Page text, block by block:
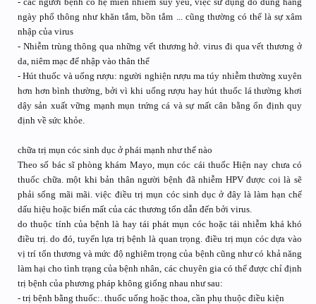
ngày phổ thông như khăn tắm, bồn tắm ... cũng thường có thể là sự xâm
nhập của virus
- Nhiễm trùng thông qua những vết thương hở. virus đi qua vết thương ở
da, niêm mạc để nhập vào thân thể
- Hút thuốc và uống rượu: người nghiện rượu ma túy nhiễm thường xuyên
hơn hơn bình thường, bởi vì khi uống rượu hay hút thuốc lá thường khơi
dậy sản xuất vững mạnh mụn trứng cá và sự mất cân bằng ổn định quy
định về sức khỏe.
chữa trị mụn cóc sinh dục ở phái mạnh như thế nào
Theo số bác sĩ phòng khám Mayo, mụn cóc cái thuốc Hiện nay chưa có
thuốc chữa. một khi bản thân người bệnh đã nhiễm HPV được coi là sẽ
phải sống mãi mãi. việc điều trị mụn cóc sinh dục ở đây là làm hạn chế
dấu hiệu hoặc biến mất của các thương tổn dẫn đến bởi virus.
do thuộc tính của bệnh là hay tái phát mụn cóc hoặc tái nhiễm khá khó
điều trị. do đó, tuyển lựa trị bệnh là quan trọng. điều trị mụn cóc dựa vào
vị trí tổn thương và mức độ nghiêm trọng của bệnh cũng như có khả năng
làm hại cho tình trạng của bệnh nhân, các chuyên gia có thể được chỉ định
trị bệnh của phương pháp không giống nhau như sau:
- trị bệnh bằng thuốc:. thuốc uống hoặc thoa, cần phụ thuộc điều kiện